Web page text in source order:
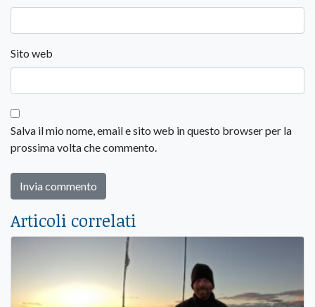
Sito web
Salva il mio nome, email e sito web in questo browser per la
prossima volta che commento.
Articoli correlati